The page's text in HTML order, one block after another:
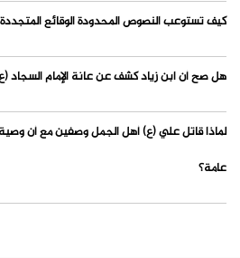
كيف تستوعب النصوص المحدودة الوقائع
هل صح أن ابن زياد كشف عن عانة الإمام السجاد
لماذا قاتل علي (ع) أهل الجمل وصفين مع أن
عامة؟